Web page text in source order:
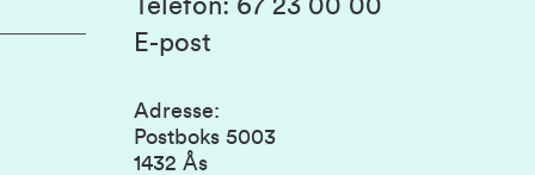
Telefon: 67 23 00 00
E-post
Adresse:
Postboks 5003
1432 Ås